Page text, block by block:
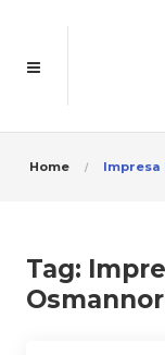
Home Impresa
Tag: